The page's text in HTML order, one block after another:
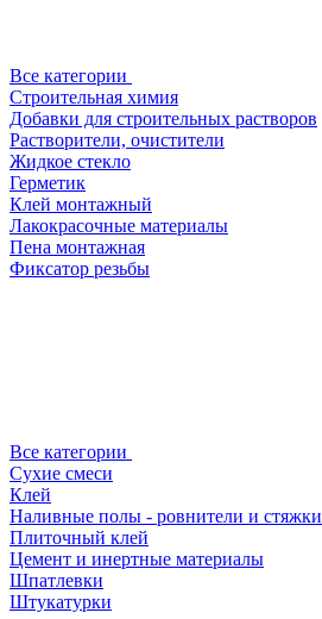
Все категории
Строительная химия
Добавки для строительных растворов
Растворители, очистители
Жидкое стекло
Герметик
Клей монтажный
Лакокрасочные материалы
Пена монтажная
Фиксатор резьбы
Все категории
Сухие смеси
Клей
Наливные полы - ровнители и стяжки
Плиточный клей
Цемент и инертные материалы
Шпатлевки
Штукатурки